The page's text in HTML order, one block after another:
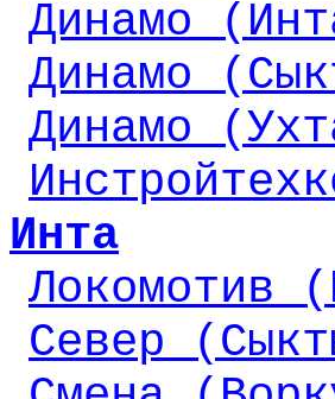
Динамо
Динамо
Динамо
Инта
Локомотив
Север